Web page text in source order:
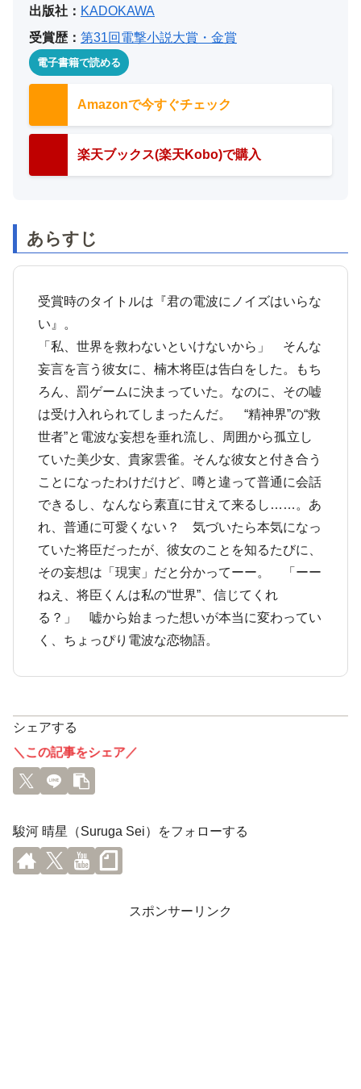
出版社： KADOKAWA
受賞歴： 第31回電撃小説大賞・金賞
電子書籍で読める
Amazonで今すぐチェック
楽天ブックス(楽天Kobo)で購入
あらすじ
受賞時のタイトルは『君の電波にノイズはいらな
い』。
「私、世界を救わないといけないから」 そんな
妄言を言う彼女に、楠木将臣は告白をした。もち
ろん、罰ゲームに決まっていた。なのに、その嘘
は受け入れられてしまったんだ。 “精神界”の“救
世者”と電波な妄想を垂れ流し、周囲から孤立し
ていた美少女、貴家雲雀。そんな彼女と付き合う
ことになったわけだけど、噂と違って普通に会話
できるし、なんなら素直に甘えて来るし……。あ
れ、普通に可愛くない？ 気づいたら本気になっ
ていた将臣だったが、彼女のことを知るたびに、
その妄想は「現実」だと分かってーー。 「ーー
ねえ、将臣くんは私の“世界”、信じてくれ
る？」 嘘から始まった想いが本当に変わってい
く、ちょっぴり電波な恋物語。
シェアする
＼この記事をシェア／
駿河 晴星（Suruga Sei）をフォローする
スポンサーリンク